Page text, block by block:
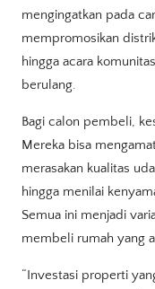
mengingatkan pada
mempromosikan
hingga acara
berulang.
Bagi calon pembeli,
Mereka bisa
merasakan kualitas
hingga menilai
Semua ini menjadi
membeli rumah yang
“Investasi properti